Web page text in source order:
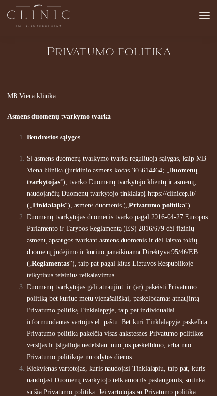
Privatumo politika
MB Viena klinika
Asmens duomenų tvarkymo tvarka
Bendrosios sąlygos
Ši asmens duomenų tvarkymo tvarka reguliuoja sąlygas, kaip MB
Viena klinika (juridinio asmens kodas 305614464; „Duomenų
tvarkytojas“), tvarko Duomenų tvarkytojo klientų ir asmenų,
naudojančių Duomenų tvarkytojo tinklalapį https://clinicep.lt/
(„Tinklalapis“), asmens duomenis („Privatumo politika“).
Duomenų tvarkytojas duomenis tvarko pagal 2016-04-27 Europos
Parlamento ir Tarybos Reglamentą (ES) 2016/679 dėl fizinių
asmenų apsaugos tvarkant asmens duomenis ir dėl laisvo tokių
duomenų judėjimo ir kuriuo panaikinama Direktyva 95/46/EB
(„Reglamentas“), taip pat pagal kitus Lietuvos Respublikoje
taikytinus teisinius reikalavimus.
Duomenų tvarkytojas gali atnaujinti ir (ar) pakeisti Privatumo
politiką bet kuriuo metu vienašališkai, paskelbdamas atnaujintą
Privatumo politiką Tinklalapyje, taip pat individualiai
informuodamas vartojus el. paštu. Bet kuri Tinklalapyje paskelbta
Privatumo politika pakeičia visas ankstesnes Privatumo politikos
versijas ir įsigalioja nedelsiant nuo jos paskelbimo, arba nuo
Privatumo politikoje nurodytos dienos.
Kiekvienas vartotojas, kuris naudojasi Tinklalapiu, taip pat, kuris
naudojasi Duomenų tvarkytojo teikiamomis paslaugomis, sutinka
su šia Privatumo politika. Jei vartotojas su Privatumo politika